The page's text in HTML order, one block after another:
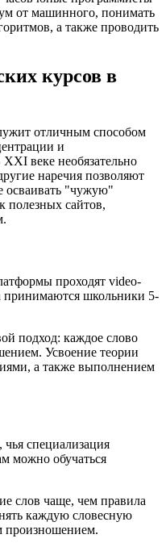
от машинного, понимать
а также проводить
курсов в
отличным способом
и
веке необязательно
наречия позволяют
осваивать "чужую"
полезных сайтов,
проходят video-
принимаются школьники 5-
подход: каждое слово
Усвоение теории
а также выполнением
специализация
можно обучаться
слов чаще, чем правила
каждую словесную
произношением.